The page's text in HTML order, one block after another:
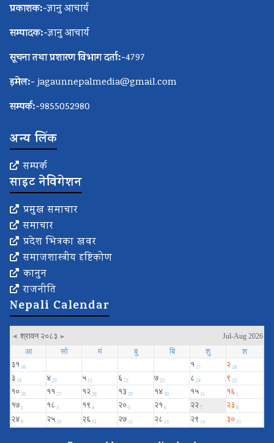
प्रकाशक:-ज्ञानु आचार्य
सम्पादक:-ज्ञानु आचार्य
सूचना तथा प्रशारण विभाग दर्ता:-4797
इमेल:- jagaunnepalmedia@gmail.com
सम्पर्क:-9855052980
अन्य लिंक
सम्पर्क
साइट नेविगेशन
प्रमुख समाचार
समाचार
प्रदेश भित्रका खवर
समाजशास्त्रीय दृष्टिकोण
कानुन
राजनीति
Nepali Calendar